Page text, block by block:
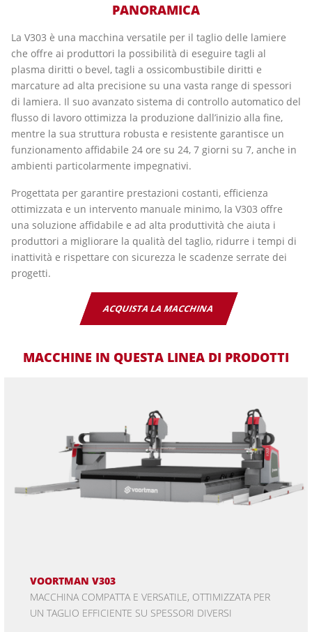
PANORAMICA
La V303 è una macchina versatile per il taglio delle lamiere
che offre ai produttori la possibilità di eseguire tagli al
plasma diritti o bevel, tagli a ossicombustibile diritti e
marcature ad alta precisione su una vasta range di spessori
di lamiera. Il suo avanzato sistema di controllo automatico del
flusso di lavoro ottimizza la produzione dall’inizio alla fine,
mentre la sua struttura robusta e resistente garantisce un
funzionamento affidabile 24 ore su 24, 7 giorni su 7, anche in
ambienti particolarmente impegnativi.
Progettata per garantire prestazioni costanti, efficienza
ottimizzata e un intervento manuale minimo, la V303 offre
una soluzione affidabile e ad alta produttività che aiuta i
produttori a migliorare la qualità del taglio, ridurre i tempi di
inattività e rispettare con sicurezza le scadenze serrate dei
progetti.
ACQUISTA LA MACCHINA
MACCHINE IN QUESTA LINEA DI PRODOTTI
VOORTMAN V303
MACCHINA COMPATTA E VERSATILE, OTTIMIZZATA PER
UN TAGLIO EFFICIENTE SU SPESSORI DIVERSI